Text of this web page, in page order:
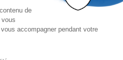
professionnel